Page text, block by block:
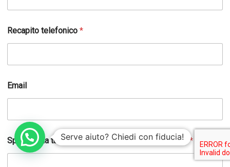
o
m
u
t
a
t
s
Recapito telefonico*
Email
Specifica la tua richiesta e come possiamo aiutarti*
Serve aiuto? Chiedi con fiducia!